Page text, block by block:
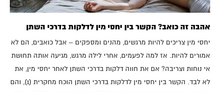
אהבה זה כואב? הקשר בין יחסי מין לדלקות בדרכי השתן
יחסי מין צריכים להיות מרגשים, מהנים ומספקים – אבל כואבים, הם לא
אמורים להיות. אז למה לפעמים, אחרי לילה מרגש, מגיעה אותה תחושת
אי נוחות וצריבה? אם את חווה דלקות בדרכי השתן לאחר יחסי מין, את
לא לבד. הקשר בין יחסי מין לדלקות בדרכי השתן הוכח מחקרית (1), והם